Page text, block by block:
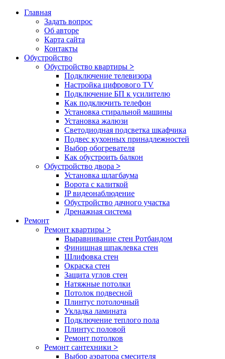
Главная
Задать вопрос
Об авторе
Карта сайта
Контакты
Обустройство
Обустройство квартиры >
Подключение телевизора
Настройка цифрового TV
Подключение БП к усилителю
Как подключить телефон
Установка стиральной машины
Установка жалюзи
Светодиодная подсветка шкафчика
Подвес кухонных принадлежностей
Выбор обогревателя
Как обустроить балкон
Обустройство двора >
Установка шлагбаума
Ворота с калиткой
IP видеонаблюдение
Обустройство дачного участка
Дренажная система
Ремонт
Ремонт квартиры >
Выравнивание стен Ротбандом
Финишная шпаклевка стен
Шлифовка стен
Окраска стен
Защита углов стен
Натяжные потолки
Потолок подвесной
Плинтус потолочный
Укладка ламината
Подключение теплого пола
Плинтус половой
Ремонт потолков
Ремонт сантехники >
Выбор аэратора смесителя